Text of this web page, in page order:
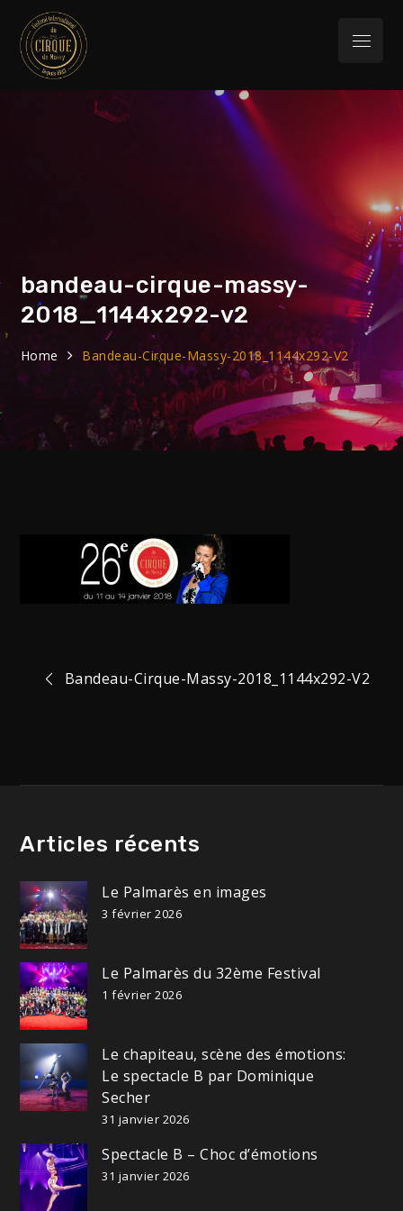
content
International du
Cirque de Massy
Menu
bandeau-cirque-massy-
2018_1144x292-v2
Home Bandeau-Cirque-Massy-2018_1144x292-V2
Navigation
l’article
Bandeau-Cirque-Massy-2018_1144x292-V2
Articles récents
Le Palmarès en images
3 février 2026
Le Palmarès du 32ème Festival
1 février 2026
Le chapiteau, scène des émotions:
Le spectacle B par Dominique
Secher
31 janvier 2026
Spectacle B – Choc d’émotions
31 janvier 2026